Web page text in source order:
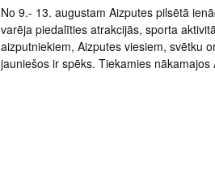
No 9.- 13. augustam Aizputes pilsētā
varēja piedalīties atrakcijās, sporta
aizputniekiem, Aizputes viesiem, svētku
jauniešos ir spēks. Tiekamies nākamajos